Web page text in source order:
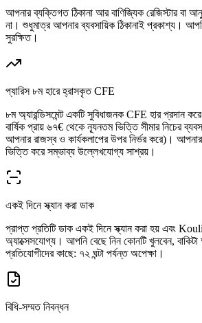
আপনার ব্যক্তিগত ঠিকানা আর বাণিজ্যিক রেজিস্টার বা
না। শুধুমাত্র আপনার ব্যবসায়িক ঠিকানাই প্রকাশ্য।
সুরক্ষিত।
প্যারিস ৮ম হারে হ্রাসকৃত CFE
৮ম অ্যারন্ডিসমেন্ট একটি সুবিধাজনক CFE হার প্রদান
বার্ষিক প্রায় ৬৭€ থেকে ন্যূনতম ভিত্তি সীমার নিচের
আপনার রাজস্ব ও কার্যকলাপের উপর নির্ভর করে)। আপনার
ভিত্তি করে সম্ভাব্য উল্লেখযোগ্য সাশ্রয়।
একই দিনে স্ক্যান করা ডাক
প্রাপ্ত প্রতিটি ডাক একই দিনে স্ক্যান করা হয় এবং
অ্যাক্সেসযোগ্য। আপনি বেছে নিন কোনটি খুলবেন, বাকিটা
প্রতিযোগীদের কাছে: ৭২ ঘন্টা পর্যন্ত অপেক্ষা।
বিধি-সম্মত নিবন্ধন